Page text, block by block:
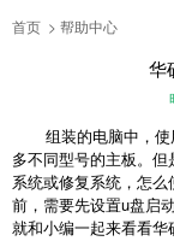
首页 帮助中心
华
组装的电脑中，使
多不同型号的主板。
系统或修复系统，怎
前，需要先设置u盘启
就和小编一起来看看华